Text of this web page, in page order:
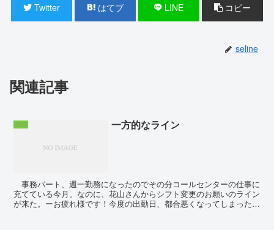
Twitter はてブ LINE コピー
seline
関連記事
生活 一方的なライン
事務パート、週一勤務になったのでその分コールセンターの仕事に
充てている今月。なのに、花山さんからシフト変更のお願いのライン
が来た。ーお疲れ様です！今度の出勤日、都合悪くなってしまったの